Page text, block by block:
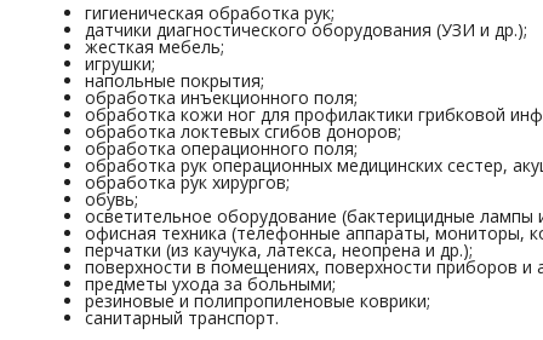
гигиеническая обработка рук;
датчики диагностического оборудования (УЗИ и др.);
жесткая мебель;
игрушки;
напольные покрытия;
обработка инъекционного поля;
обработка кожи ног для профилактики грибковой
обработка локтевых сгибов доноров;
обработка операционного поля;
обработка рук операционных медицинских сестер,
обработка рук хирургов;
обувь;
осветительное оборудование (бактерицидные лампы
офисная техника (телефонные аппараты, мониторы,
перчатки (из каучука, латекса, неопрена и др.);
поверхности в помещениях, поверхности приборов и
предметы ухода за больными;
резиновые и полипропиленовые коврики;
санитарный транспорт.